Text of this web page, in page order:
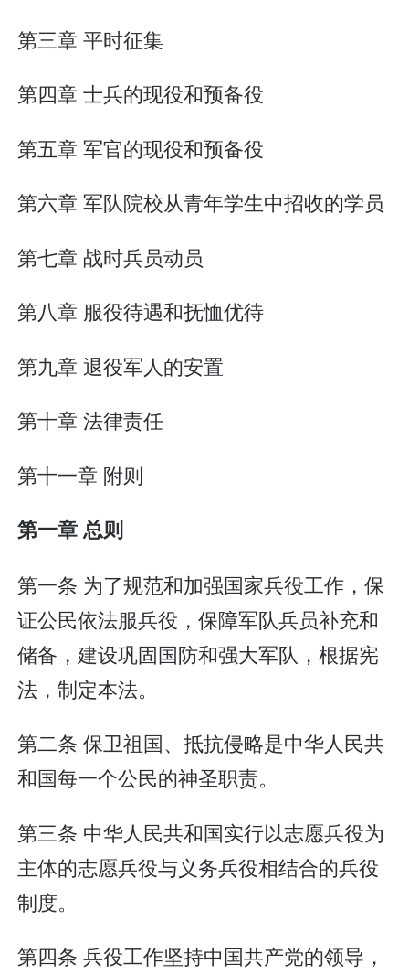
第三章 平时征集
第四章 士兵的现役和预备役
第五章 军官的现役和预备役
第六章 军队院校从青年学生中招收的学员
第七章 战时兵员动员
第八章 服役待遇和抚恤优待
第九章 退役军人的安置
第十章 法律责任
第十一章 附则
第一章 总则
第一条 为了规范和加强国家兵役工作，保
证公民依法服兵役，保障军队兵员补充和
储备，建设巩固国防和强大军队，根据宪
法，制定本法。
第二条 保卫祖国、抵抗侵略是中华人民共
和国每一个公民的神圣职责。
第三条 中华人民共和国实行以志愿兵役为
主体的志愿兵役与义务兵役相结合的兵役
制度。
第四条 兵役工作坚持中国共产党的领导，